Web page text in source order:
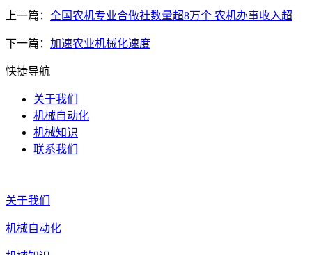
上一篇： 全国农机专业合做社数量超8万个 农机办事收入超
下一篇： 加速农业机械化速度
快捷导航
关于我们
机械自动化
机械知识
联系我们
关于我们
机械自动化